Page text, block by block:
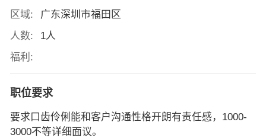
区域:
广东深圳市福田区
人数:
1人
福利:
职位要求
要求口齿伶俐能和客户沟通性格开朗有责任感，1000-
3000不等详细面议。